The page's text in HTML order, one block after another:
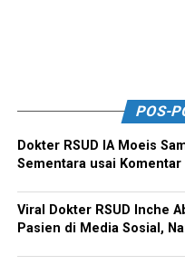
POS-
Dokter RSUD IA Moeis
Sementara usai Komentar
Viral Dokter RSUD Inche
Pasien di Media Sosial,